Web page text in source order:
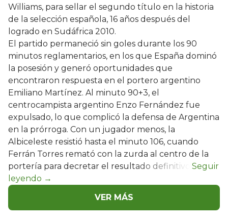
Williams, para sellar el segundo título en la historia
de la selección española, 16 años después del
logrado en Sudáfrica 2010.
El partido permaneció sin goles durante los 90
minutos reglamentarios, en los que España dominó
la posesión y generó oportunidades que
encontraron respuesta en el portero argentino
Emiliano Martínez. Al minuto 90+3, el
centrocampista argentino Enzo Fernández fue
expulsado, lo que complicó la defensa de Argentina
en la prórroga. Con un jugador menos, la
Albiceleste resistió hasta el minuto 106, cuando
Ferrán Torres remató con la zurda al centro de la
portería para decretar el resultado definitivo.
VER MÁS